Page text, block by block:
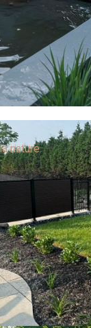
nature